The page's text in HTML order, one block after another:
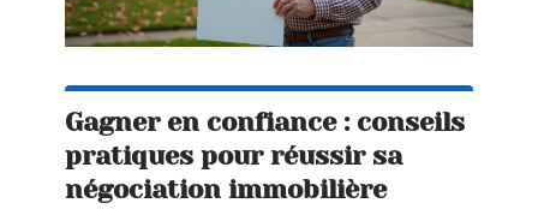
Gagner en confiance : conseils
pratiques pour réussir sa
négociation immobilière